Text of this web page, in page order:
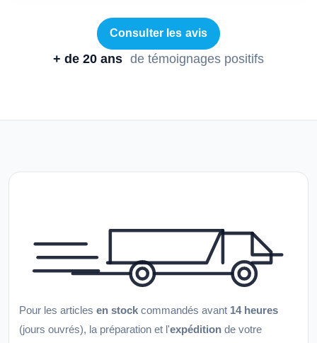
Consulter les avis
+ de 20 ans de témoignages positifs
Pour les articles en stock commandés avant 14 heures
(jours ouvrés), la préparation et l'expédition de votre